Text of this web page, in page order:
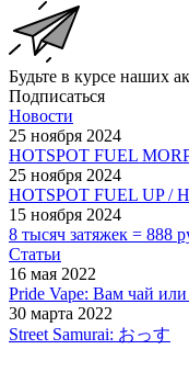
Будьте в курсе наших
Подписаться
Новости
25 ноября 2024
HOTSPOT FUEL
25 ноября 2024
HOTSPOT FUEL UP /
15 ноября 2024
8 тысяч затяжек = 888
Статьи
16 мая 2022
Pride Vape: Вам чай
30 марта 2022
Street Samurai: おっす